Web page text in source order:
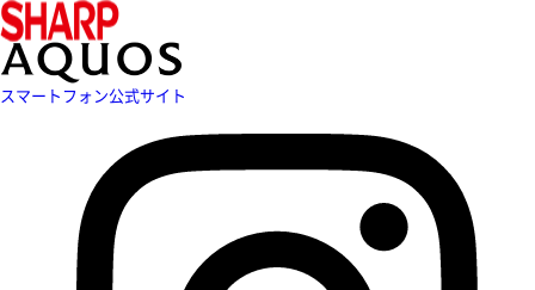
スマートフォン公式サイト